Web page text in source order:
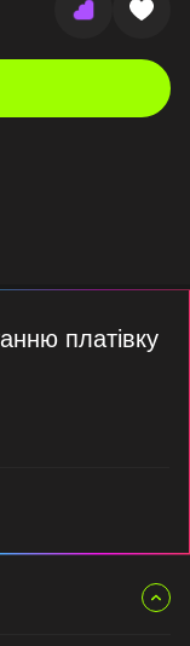
платівку